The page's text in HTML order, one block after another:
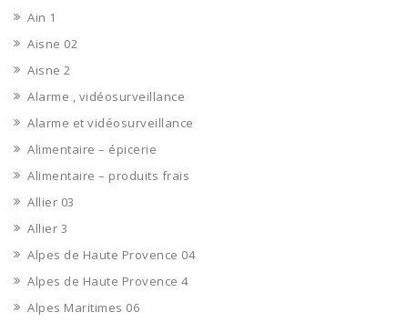
Ain 1
Aisne 02
Aisne 2
Alarme , vidéosurveillance
Alarme et vidéosurveillance
Alimentaire – épicerie
Alimentaire – produits frais
Allier 03
Allier 3
Alpes de Haute Provence 04
Alpes de Haute Provence 4
Alpes Maritimes 06